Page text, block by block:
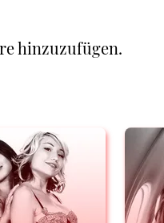
hinzuzufügen.